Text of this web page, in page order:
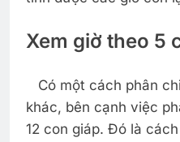
Xem giờ theo 5
Có một cách phân
khác, bên cạnh việc
12 con giáp. Đó là